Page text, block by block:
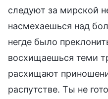
следуют за мирской
насмехаешься над
негде было
восхищаешься теми
расхищают
распутстве. Ты не